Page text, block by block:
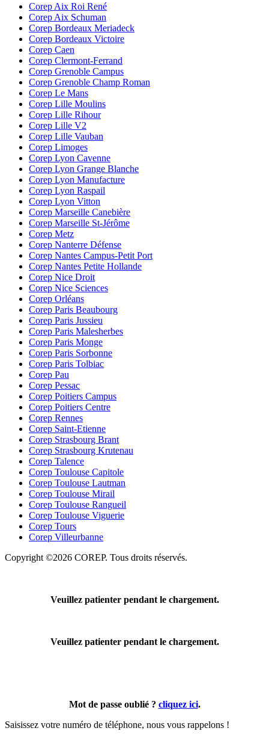
Corep Aix Roi René
Corep Aix Schuman
Corep Bordeaux Meriadeck
Corep Bordeaux Victoire
Corep Caen
Corep Clermont-Ferrand
Corep Grenoble Campus
Corep Grenoble Champ Roman
Corep Le Mans
Corep Lille Moulins
Corep Lille Rihour
Corep Lille V2
Corep Lille Vauban
Corep Limoges
Corep Lyon Cavenne
Corep Lyon Grange Blanche
Corep Lyon Manufacture
Corep Lyon Raspail
Corep Lyon Vitton
Corep Marseille Canebière
Corep Marseille St-Jérôme
Corep Metz
Corep Nanterre Défense
Corep Nantes Campus-Petit Port
Corep Nantes Petite Hollande
Corep Nice Droit
Corep Nice Sciences
Corep Orléans
Corep Paris Beaubourg
Corep Paris Jussieu
Corep Paris Malesherbes
Corep Paris Monge
Corep Paris Sorbonne
Corep Paris Tolbiac
Corep Pau
Corep Pessac
Corep Poitiers Campus
Corep Poitiers Centre
Corep Rennes
Corep Saint-Etienne
Corep Strasbourg Brant
Corep Strasbourg Krutenau
Corep Talence
Corep Toulouse Capitole
Corep Toulouse Lautman
Corep Toulouse Mirail
Corep Toulouse Rangueil
Corep Toulouse Viguerie
Corep Tours
Corep Villeurbanne
Copyright ©2026 COREP. Tous droits réservés.
Veuillez patienter pendant le chargement.
Veuillez patienter pendant le chargement.
Mot de passe oublié ? cliquez ici.
Saisissez votre numéro de téléphone, nous vous rappelons !